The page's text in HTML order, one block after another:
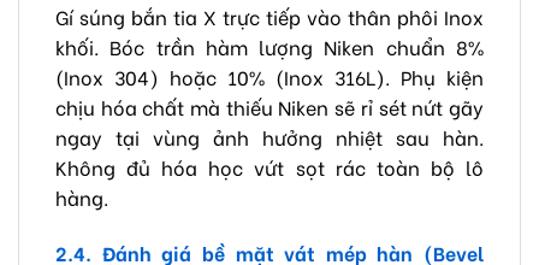
Gí súng bắn tia X trực tiếp vào thân phôi Inox
khối. Bóc trần hàm lượng Niken chuẩn 8%
(Inox 304) hoặc 10% (Inox 316L). Phụ kiện
chịu hóa chất mà thiếu Niken sẽ rỉ sét nứt gãy
ngay tại vùng ảnh hưởng nhiệt sau hàn.
Không đủ hóa học vứt sọt rác toàn bộ lô
hàng.
2.4. Đánh giá bề mặt vát mép hàn (Bevel